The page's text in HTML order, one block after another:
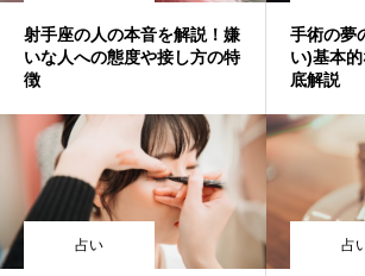
射手座の人の本音を解説！嫌
いな人への態度や接し方の特
徴
手術の夢
い)基本
底解説
占い 占